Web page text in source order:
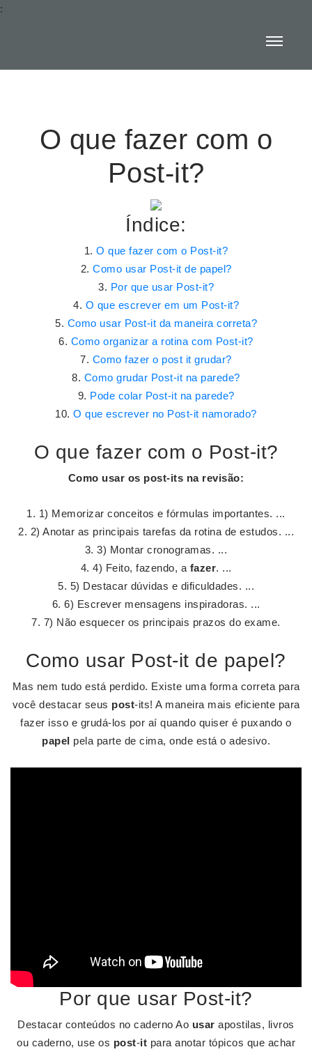
:
O que fazer com o
Post-it?
Índice:
O que fazer com o Post-it?
Como usar Post-it de papel?
Por que usar Post-it?
O que escrever em um Post-it?
Como usar Post-it da maneira correta?
Como organizar a rotina com Post-it?
Como fazer o post it grudar?
Como grudar Post-it na parede?
Pode colar Post-it na parede?
O que escrever no Post-it namorado?
O que fazer com o Post-it?
Como usar os post-its na revisão:
1) Memorizar conceitos e fórmulas importantes. ...
2) Anotar as principais tarefas da rotina de estudos. ...
3) Montar cronogramas. ...
4) Feito, fazendo, a fazer. ...
5) Destacar dúvidas e dificuldades. ...
6) Escrever mensagens inspiradoras. ...
7) Não esquecer os principais prazos do exame.
Como usar Post-it de papel?
Mas nem tudo está perdido. Existe uma forma correta para
você destacar seus post-its! A maneira mais eficiente para
fazer isso e grudá-los por aí quando quiser é puxando o
papel pela parte de cima, onde está o adesivo.
Por que usar Post-it?
Destacar conteúdos no caderno Ao usar apostilas, livros
ou caderno, use os post-it para anotar tópicos que achar